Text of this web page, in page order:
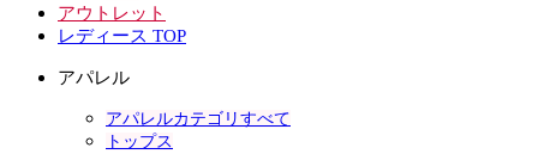
アウトレット
レディース TOP
アパレル
アパレルカテゴリすべて
トップス